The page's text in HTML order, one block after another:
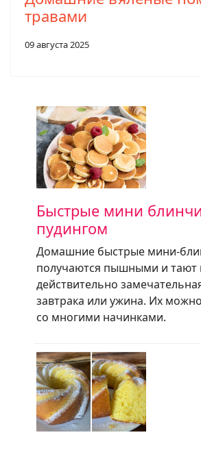
травами
09 августа 2025
Быстрые мини
пудингом
Домашние быстрые мини-
получаются пышными и тают
действительно
завтрака или ужина. Их
со многими начинками.